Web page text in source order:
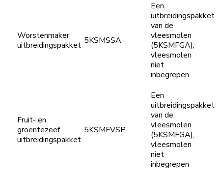
Worstenmaker
uitbreidingspakket 5KSMSSA
Een
uitbreidingspakket
van de
vleesmolen
(5KSMFGA),
vleesmolen
niet
inbegrepen
Fruit- en
groentezeef
uitbreidingspakket
5KSMFVSP
Een
uitbreidingspakket
van de
vleesmolen
(5KSMFGA),
vleesmolen
niet
inbegrepen